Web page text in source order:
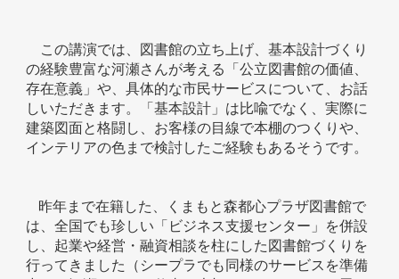
この講演では、図書館の立ち上げ、基本設計づくり
の経験豊富な河瀬さんが考える「公立図書館の価値、
存在意義」や、具体的な市民サービスについて、お話
しいただきます。「基本設計」は比喩でなく、実際に
建築図面と格闘し、お客様の目線で本棚のつくりや、
インテリアの色まで検討したご経験もあるそうです。
昨年まで在籍した、くまもと森都心プラザ図書館で
は、全国でも珍しい「ビジネス支援センター」を併設
し、起業や経営・融資相談を柱にした図書館づくりを
行ってきました（シープラでも同様のサービスを準備